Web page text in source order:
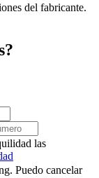
del fabricante.
las
Puedo cancelar